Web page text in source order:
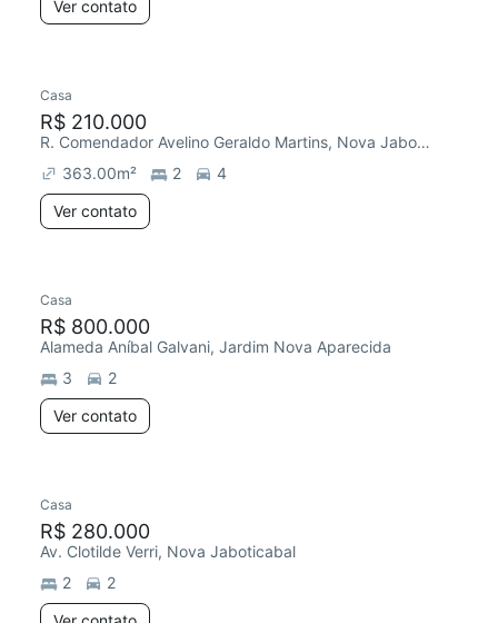
Ver contato
Casa
R$ 210.000
R. Comendador Avelino Geraldo Martins, Nova Jaboticabal
363.00m² 2
4
Ver contato
Casa
R$ 800.000
Alameda Aníbal Galvani, Jardim Nova Aparecida
3
2
Ver contato
Casa
R$ 280.000
Av. Clotilde Verri, Nova Jaboticabal
2
2